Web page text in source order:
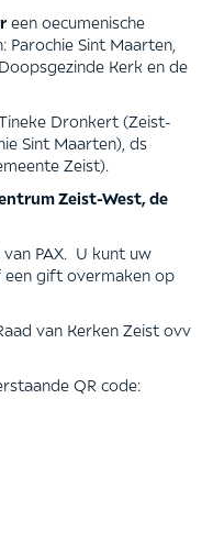
een oecumenische
Sint Maarten,
Kerk en de
Dronkert (Zeist-
Sint Maarten), ds
Zeist).
Zeist-West, de
PAX. U kunt uw
een gift overmaken op
van Kerken Zeist ovv
QR code: